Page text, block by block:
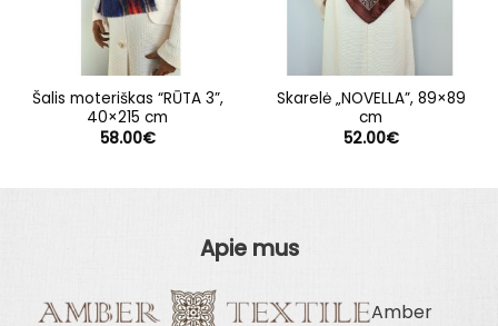
Šalis moteriškas “RŪTA 3”,
40×215 cm
58.00€
Skarelė „NOVELLA”, 89×89
cm
52.00€
Apie mus
Amber